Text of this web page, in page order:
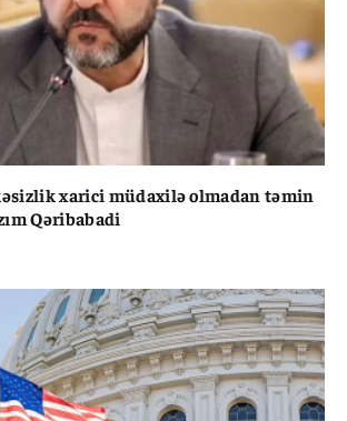
xarici müdaxilə olmadan təmin
Qəribabadi